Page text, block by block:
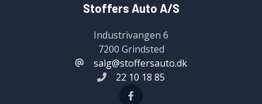
Stoffers Auto A/S
Industrivangen 6
7200 Grindsted
salg@stoffersauto.dk
22 10 18 85